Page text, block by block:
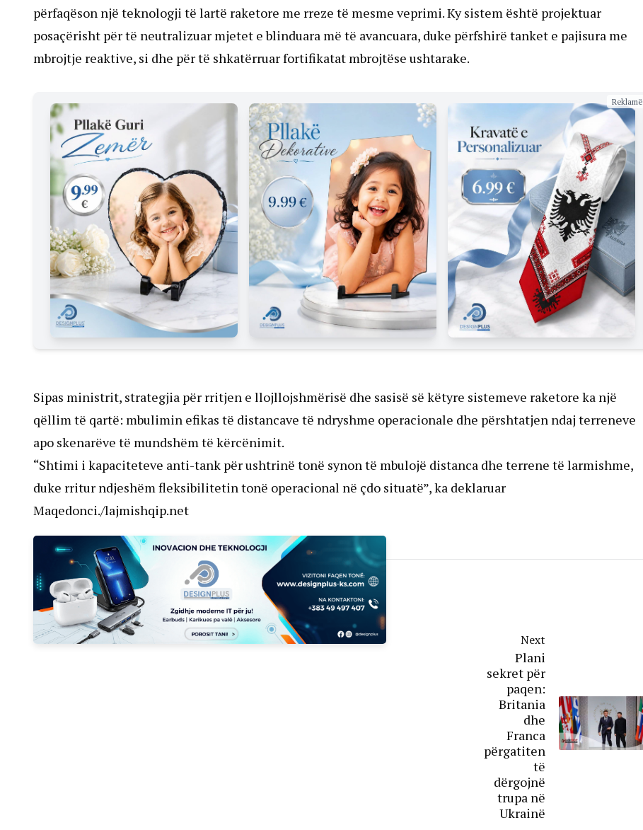
përfaqëson një teknologji të lartë raketore me rreze të mesme veprimi. Ky sistem është projektuar
posaçërisht për të neutralizuar mjetet e blinduara më të avancuara, duke përfshirë tanket e pajisura me
mbrojtje reaktive, si dhe për të shkatërruar fortifikatat mbrojtëse ushtarake.
Reklamë
Sipas ministrit, strategjia për rritjen e llojllojshmërisë dhe sasisë së këtyre sistemeve raketore ka një
qëllim të qartë: mbulimin efikas të distancave të ndryshme operacionale dhe përshtatjen ndaj terreneve
apo skenarëve të mundshëm të kërcënimit.
“Shtimi i kapaciteteve anti-tank për ushtrinë tonë synon të mbulojë distanca dhe terrene të larmishme,
duke rritur ndjeshëm fleksibilitetin tonë operacional në çdo situatë”, ka deklaruar
Maqedonci./lajmishqip.net
Next
Plani
sekret për
paqen:
Britania
dhe
Franca
përgatiten
të
dërgojnë
trupa në
Ukrainë